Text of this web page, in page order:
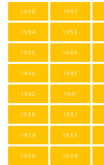
1958 1957
1954 1953
1950 1949
1946 1945
1942 1941
1938 1937
1934 1933
1930 1929